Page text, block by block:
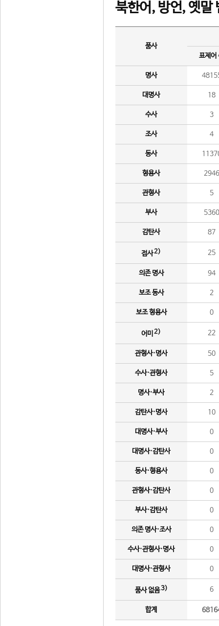
북한어, 방언, 옛말
품사
표제어
명사
대명사 18
수사 3
조사 4
동사
형용사 2946
관형사 5
부사 5360
감탄사 87
접사2) 25
의존 명사 94
보조 동사 2
보조 형용사 0
어미 2) 22
관형사·명사 50
수사·관형사 5
명사·부사 2
감탄사·명사 10
대명사·부사 0
대명사·감탄사 0
동사·형용사 0
관형사·감탄사 0
부사·감탄사 0
의존 명사·조사 0
수사·관형사·명사 0
대명사·관형사 0
품사 없음3) 6
합계